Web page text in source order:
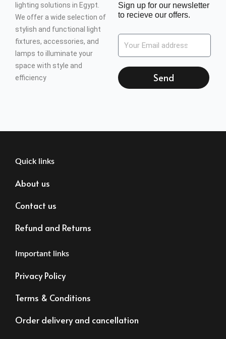
lighting solutions in Egypt.
We offer a wide selection of
stylish and functional light
fixtures, accessories, and
lamps to illuminate your
space with style and
efficiency
Sign up for our newsletter
to recieve our offers.
Send
Quick links
About us
Contact us
Refund and Returns
Important links
Privacy Policy
Terms & Conditions
Order delivery and cancellation